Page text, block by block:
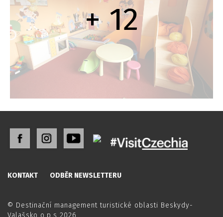
+ 12
KONTAKT ODBĚR NEWSLETTERU
© Destinační management turistické oblasti Beskydy-